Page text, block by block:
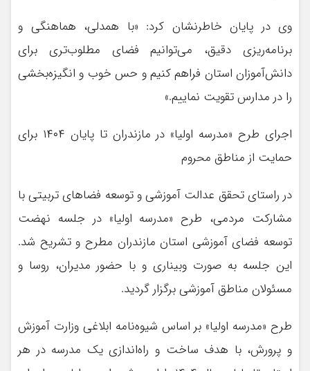
وی در پایان خاطرنشان کرد: «با همدلی، هماهنگی و
برنامه‌ریزی دقیق، می‌توانیم فضای مطلوب‌تری برای
دانش‌آموزان استان فراهم کنیم و حس خوب و انگیزه‌بخشی
را در مدارس تقویت نماییم.»
اجرای طرح «مدرسه اولیا» در مازندران تا پایان ۱۴۰۴ برای
حمایت از مناطق محروم
در راستای تحقق عدالت آموزشی و توسعه فضاهای تربیتی با
مشارکت مردمی، طرح «مدرسه اولیا» در جلسه نهضت
توسعه فضای آموزشی استان مازندران مطرح و تشریح شد.
این جلسه به صورت وبیناری و با حضور مدیران، روسا و
مسئولان مناطق آموزشی برگزار گردید.
طرح «مدرسه اولیا» بر اساس شیوه‌نامه ابلاغی وزارت آموزش
و پرورش، با هدف ساخت و راه‌اندازی یک مدرسه در هر